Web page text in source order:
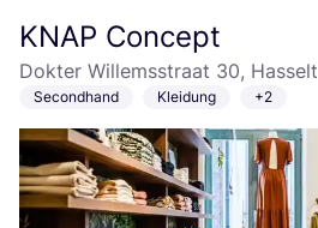
KNAP Concept
Dokter Willemsstraat 30, Hasselt
Secondhand Kleidung +2